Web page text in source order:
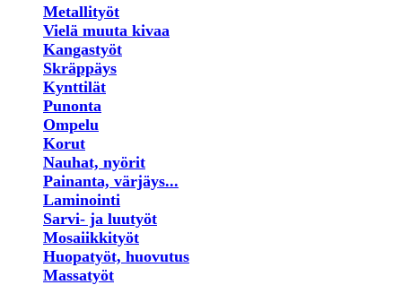
Metallityöt
Vielä muuta kivaa
Kangastyöt
Skräppäys
Kynttilät
Punonta
Ompelu
Korut
Nauhat, nyörit
Painanta, värjäys...
Laminointi
Sarvi- ja luutyöt
Mosaiikkityöt
Huopatyöt, huovutus
Massatyöt